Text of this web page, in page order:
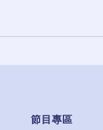
節目專區